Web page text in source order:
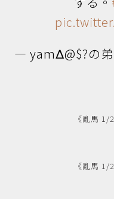
— yamΔ@$?の
《亂馬
《亂馬